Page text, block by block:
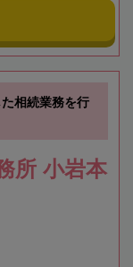
相続業務を行
所 小岩本